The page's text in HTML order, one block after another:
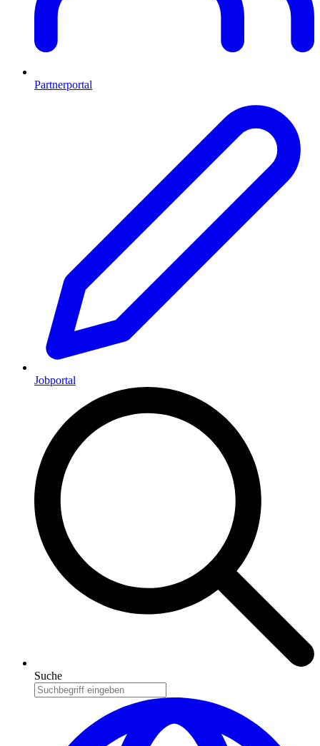
Partnerportal
Jobportal
Suche